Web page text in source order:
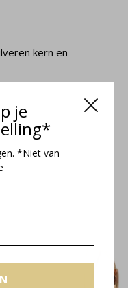
je
*Niet van
kern en